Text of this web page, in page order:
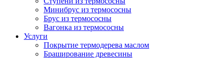
Минибрус из термососны
Брус из термососны
Вагонка из термососны
Услуги
Покрытие термодерева маслом
Браширование древесины